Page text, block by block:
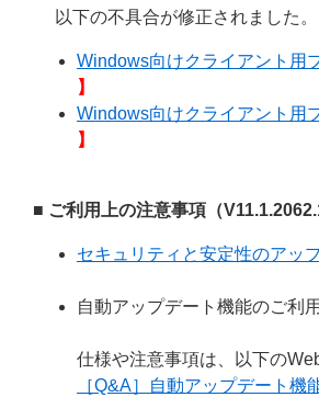
以下の不具合が修正されました。
Windows向けクライアント用
】
Windows向けクライアント用
】
■ ご利用上の注意事項（
セキュリティと安定性のアッ
自動アップデート機能のご利
仕様や注意事項は、以下の
［Q&A］自動アップデート機